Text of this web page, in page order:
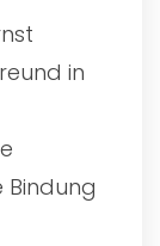
in
Bindung